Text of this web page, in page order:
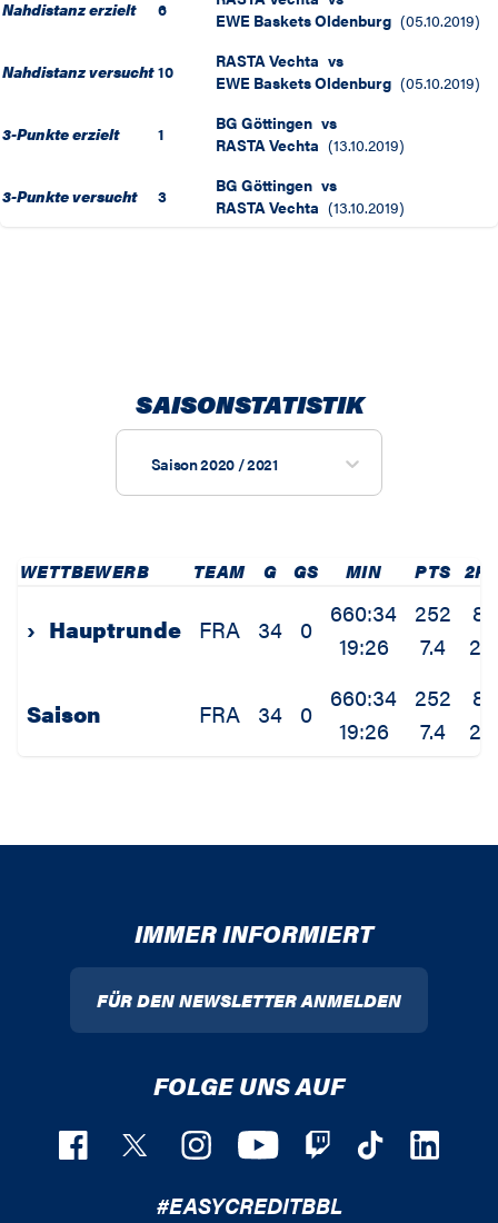
Nahdistanz erzielt 6
EWE Baskets Oldenburg (05.10.2019)
Nahdistanz versucht 10 RASTA Vechta vs
EWE Baskets Oldenburg (05.10.2019)
3-Punkte erzielt 1 BG Göttingen vs
RASTA Vechta (13.10.2019)
3-Punkte versucht 3 BG Göttingen vs
RASTA Vechta (13.10.2019)
SAISONSTATISTIK
Saison 2020 / 2021
WETTBEWERB TEAM G GS MIN PTS
› Hauptrunde FRA 34 0
660:34
19:26
252
7.4
89
2.6
Saison FRA 34 0
660:34
19:26
252
7.4
89
2.6
IMMER INFORMIERT
FÜR DEN NEWSLETTER ANMELDEN
FOLGE UNS AUF
#EASYCREDITBBL